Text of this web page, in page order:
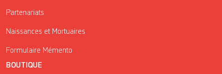
Partenariats
Naissances et Mortuaires
Formulaire Mémento
BOUTIQUE